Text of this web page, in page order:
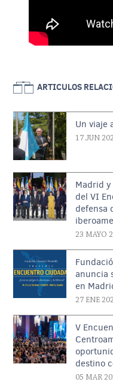
ARTICULOS
Un viaje
17 JUN
Madrid
del VI
defensa
23 MAYO
anuncia
en
27 ENE
V
destino
05 MAR